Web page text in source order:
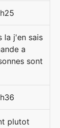
la j'en sais
a
sont
plutot